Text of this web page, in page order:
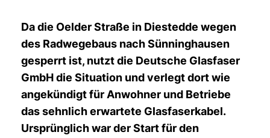
Da die Oelder Straße in Diestedde wegen
des Radwegebaus nach Sünninghausen
gesperrt ist, nutzt die Deutsche Glasfaser
GmbH die Situation und verlegt dort wie
angekündigt für Anwohner und Betriebe
das sehnlich erwartete Glasfaserkabel.
Ursprünglich war der Start für den